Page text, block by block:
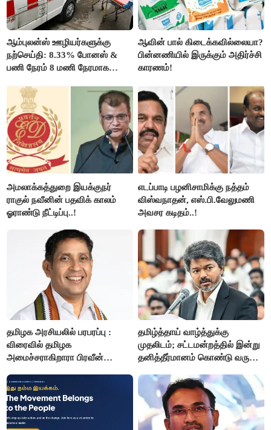
ஆம்புலன்ஸ் ஊழியர்களுக்கு
நற்செய்தி: 8.33% போனஸ் &
பணி நேரம் 8 மணி நேரமாக
ஆவின் பால் கிடைக்கவில்லையா?
பின்னணியில் இருக்கும் அதிர்ச்சி
காரணம்!
அமலாக்கத்துறை இயக்குநர்
ராகுல் நவீனின் பதவிக் காலம்
ஓராண்டு நீட்டிப்பு..!
எடப்பாடி பழனிசாமிக்கு நத்தம்
விஸ்வநாதன், எஸ்.பி.வேலுமணி
அவசர கடிதம்..!
தமிழக அரசியலில் பரபரப்பு :
விரைவில் தமிழக
அமைச்சராகிறாரா பிரவீன்
தமிழ்த்தாய் வாழ்த்துக்கு
முதலிடம்; சட்டமன்றத்தில் இன்று
தனித்தீர்மானம் கொண்டு வரும்